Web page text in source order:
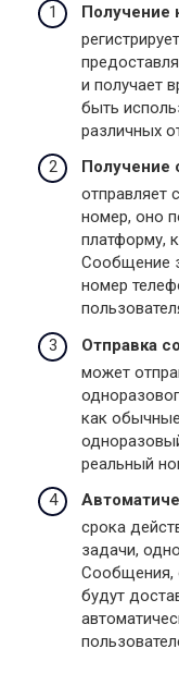
Получение
и получает
быть
различных
Получение
отправляет
номер, оно
платформу,
Сообщение
номер
Отправка
может
как
реальный
срока
задачи,
Сообщения,
будут